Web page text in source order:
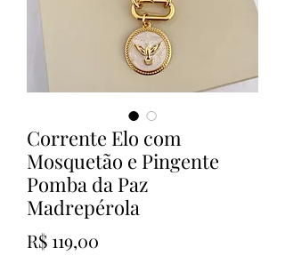
Corrente Elo com
Mosquetão e Pingente
Pomba da Paz
Madrepérola
R$ 119,00